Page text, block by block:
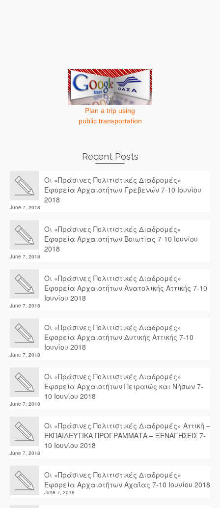
Plan a trip using
public transportation
Recent Posts
Οι «Πράσινες Πολιτιστικές Διαδρομές»
Εφορεία Αρχαιοτήτων Γρεβενών 7-10 Ιουνίου
2018
June 7, 2018
Οι «Πράσινες Πολιτιστικές Διαδρομές»
Εφορεία Αρχαιοτήτων Βοιωτίας 7-10 Ιουνίου
2018
June 7, 2018
Οι «Πράσινες Πολιτιστικές Διαδρομές»
Εφορεία Αρχαιοτήτων Ανατολικής Αττικής 7-10
Ιουνίου 2018
June 7, 2018
Οι «Πράσινες Πολιτιστικές Διαδρομές»
Εφορεία Αρχαιοτήτων Δυτικής Αττικής 7-10
Ιουνίου 2018
June 7, 2018
Οι «Πράσινες Πολιτιστικές Διαδρομές»
Εφορεία Αρχαιοτήτων Πειραιώς και Νήσων 7-
10 Ιουνίου 2018
June 7, 2018
Οι «Πράσινες Πολιτιστικές Διαδρομές» Αττική –
ΕΚΠΑΙΔΕΥΤΙΚΑ ΠΡΟΓΡΑΜΜΑΤΑ – ΞΕΝΑΓΗΣΕΙΣ 7-
10 Ιουνίου 2018
June 7, 2018
Οι «Πράσινες Πολιτιστικές Διαδρομές»
Εφορεία Αρχαιοτήτων Αχαΐας 7-10 Ιουνίου 2018
June 7, 2018